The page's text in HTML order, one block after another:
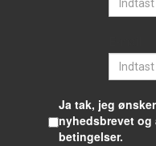
Ja tak, jeg
nyhedsbrevet og
betingelser.